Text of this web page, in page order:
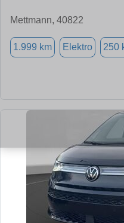
Mettmann, 40822
1.999 km Elektro 250